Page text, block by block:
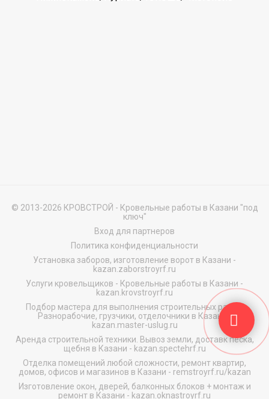
© 2013-2026 КРОВСТРОЙ - Кровельные работы в Казани "под
ключ"
Вход для партнеров
Политика конфиденциальности
Установка заборов, изготовление ворот в Казани -
kazan.zaborstroyrf.ru
Услуги кровельщиков - Кровельные работы в Казани -
kazan.krovstroyrf.ru
Подбор мастера для выполнения строительных работ.
Разнорабочие, грузчики, отделочники в Казани
-
kazan.master-uslug.ru
Аренда строительной техники. Вывоз земли, доставк песка,
щебня в Казани - kazan.spectehrf.ru
Отделка помещений любой сложности, ремонт квартир,
домов, офисов и магазинов в Казани - remstroyrf.ru/kazan
Изготовление окон, дверей, балконных блоков + монтаж и
ремонт в Казани - kazan.oknastroyrf.ru